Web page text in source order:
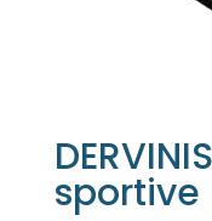
sportive